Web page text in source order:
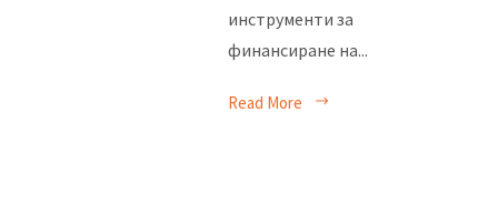
инструменти за
финансиране на...
Read More